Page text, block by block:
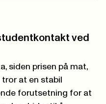
ved
siden prisen på mat,
at en stabil
forutsetning for at